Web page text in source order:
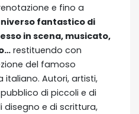
e fino a
fantastico di
in scena, musicato,
restituendo con
del famoso
Autori, artisti,
di piccoli e di
e di scrittura,